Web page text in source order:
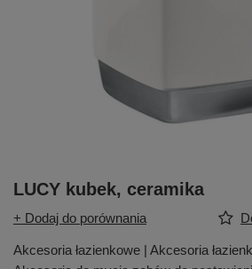
LUCY kubek, ceramika
+ Dodaj do porównania
Akcesoria łazienkowe | Akcesoria